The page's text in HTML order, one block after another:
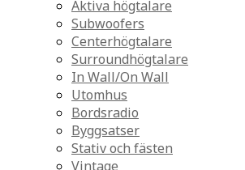
Aktiva högtalare
Subwoofers
Centerhögtalare
Surroundhögtalare
In Wall/On Wall
Utomhus
Bordsradio
Byggsatser
Stativ och fästen
Vintage